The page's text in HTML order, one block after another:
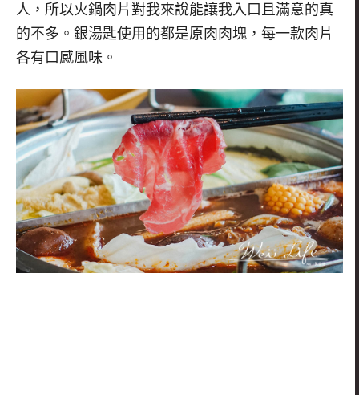
人，所以火鍋肉片對我來說能讓我入口且滿意的真
的不多。銀湯匙使用的都是原肉肉塊，每一款肉片
各有口感風味。